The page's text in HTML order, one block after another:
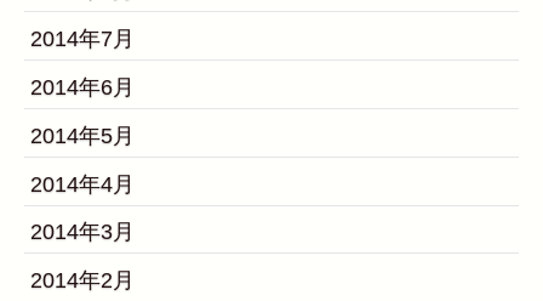
2014年7月
2014年6月
2014年5月
2014年4月
2014年3月
2014年2月